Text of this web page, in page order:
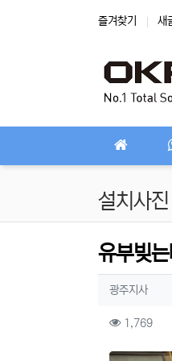
즐겨찾기 새
설치사진
유부빚
작성자
광주지사작성
컨텐츠
1,769조회